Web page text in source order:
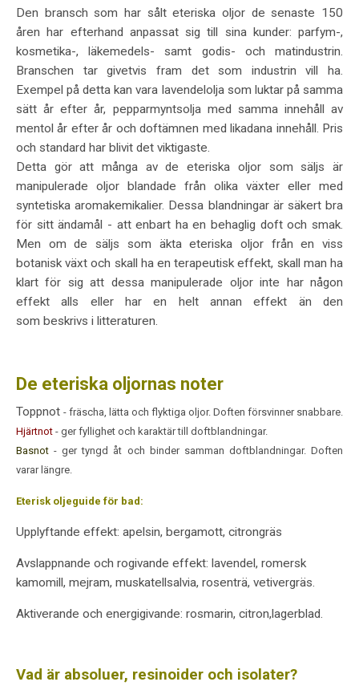
Den bransch som har sålt eteriska oljor de senaste 150
åren har efterhand anpassat sig till sina kunder: parfym-,
kosmetika-, läkemedels- samt godis- och matindustrin.
Branschen tar givetvis fram det som industrin vill ha.
Exempel på detta kan vara lavendelolja som luktar på samma
sätt år efter år, pepparmyntsolja med samma innehåll av
mentol år efter år och doftämnen med likadana innehåll. Pris
och standard har blivit det viktigaste.
Detta gör att många av de eteriska oljor som säljs är
manipulerade oljor blandade från olika växter eller med
syntetiska aromakemikalier. Dessa blandningar är säkert bra
för sitt ändamål - att enbart ha en behaglig doft och smak.
Men om de säljs som äkta eteriska oljor från en viss
botanisk växt och skall ha en terapeutisk effekt, skall man ha
klart för sig att dessa manipulerade oljor inte har någon
effekt alls eller har en helt annan effekt än den
som beskrivs i litteraturen.
De eteriska oljornas noter
Toppnot - fräscha, lätta och flyktiga oljor. Doften försvinner snabbare.
Hjärtnot - ger fyllighet och karaktärtill doftblandningar.
Basnot - ger tyngd åt och binder samman doftblandningar. Doften
varar längre.
Eterisk oljeguide för bad:
Upplyftande effekt: apelsin, bergamott, citrongräs
Avslappnande och rogivande effekt: lavendel, romersk
kamomill, mejram, muskatellsalvia, rosenträ, vetivergräs.
Aktiverande och energigivande: rosmarin, citron,lagerblad.
Vad är absoluer, resinoider och isolater?